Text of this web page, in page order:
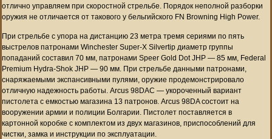
отлично управляем при скоростной стрельбе. Порядок неполной разборки
оружия не отличается от такового у бельгийского FN Browning High Power.
При стрельбе с упора на дистанцию 23 метра тремя сериями по пять
выстрелов патронами Winchester Super-X Silvertip диаметр группы
попаданий составил 70 мм, патронами Speer Gold Dot JHP — 85 мм, Federal
Premium Hydra-Shok JHP — 90 мм. При стрельбе данными патронами,
снаряжаемыми экспансивными пулями, оружие продемонстрировало
отличную надежность работы. Arcus 98DAC — укороченный вариант
пистолета с емкостью магазина 13 патронов. Arcus 98DA состоит на
вооружении армии и полиции Болгарии. Пистолет поставляется в
картонной коробке с комплектом из двух магазинов, приспособлений для
чистки, замка и инструкции по эксплуатации.